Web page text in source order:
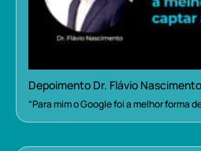
Depoimento Dr. Flávio
“Para mim o Google foi a melhor forma